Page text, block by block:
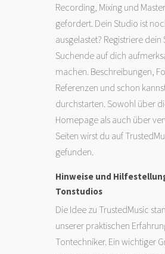
Recording, Mixing und
gefordert. Dein Studio ist
ausgelastet? Registriere
Suchende auf dich
machen. Beschreibungen,
Referenzen und schon
durchstarten. Sowohl über
Homepage als auch über
Seiten wirst du auf
gefunden.
Hinweise und
Tonstudios
Die Idee zu TrustedMusic
unserer praktischen
Tontechniker. Ein wichtiger